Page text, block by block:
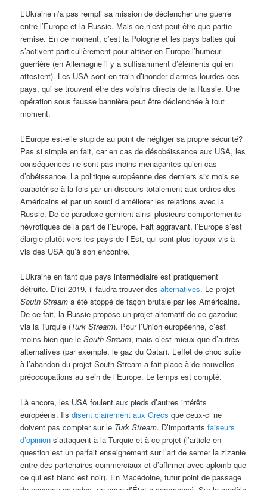
L’Ukraine n’a pas rempli sa mission de déclencher une guerre
entre l’Europe et la Russie. Mais ce n’est peut-être que partie
remise. En ce moment, c’est la Pologne et les pays baltes qui
s’activent particulièrement pour attiser en Europe l’humeur
guerrière (en Allemagne il y a suffisamment d’éléments qui en
attestent). Les USA sont en train d’inonder d’armes lourdes ces
pays, qui se trouvent être des voisins directs de la Russie. Une
opération sous fausse bannière peut être déclenchée à tout
moment.
L’Europe est-elle stupide au point de négliger sa propre sécurité?
Pas si simple en fait, car en cas de désobéissance aux USA, les
conséquences ne sont pas moins menaçantes qu’en cas
d’obéissance. La politique européenne des derniers six mois se
caractérise à la fois par un discours totalement aux ordres des
Américains et par un souci d’améliorer les relations avec la
Russie. De ce paradoxe germent ainsi plusieurs comportements
névrotiques de la part de l’Europe. Fait aggravant, l’Europe s’est
élargie plutôt vers les pays de l’Est, qui sont plus loyaux vis-à-
vis des USA qu’à son encontre.
L’Ukraine en tant que pays intermédiaire est pratiquement
détruite. D’ici 2019, il faudra trouver desalternatives. Le projet
South Stream a été stoppé de façon brutale par les Américains.
De ce fait, la Russie propose un projet alternatif de ce gazoduc
via la Turquie (Turk Stream). Pour l’Union européenne, c’est
moins bien que leSouth Stream, mais c’est mieux que d’autres
alternatives (par exemple, le gaz du Qatar). L’effet de choc suite
à l’abandon du projet South Stream a fait place à de nouvelles
préoccupations au sein de l’Europe. Le temps est compté.
Là encore, les USA foulent aux pieds d’autres intérêts
européens. Ilsdisent clairement aux Grecs que ceux-ci ne
doivent pas compter sur le Turk Stream. D’importantsfaiseurs
d’opinion s’attaquent à la Turquie et à ce projet (l’article en
question est un parfait enseignement sur l’art de semer la zizanie
entre des partenaires commerciaux et d’affirmer avec aplomb que
ce qui est blanc est noir). En Macédoine, futur point de passage